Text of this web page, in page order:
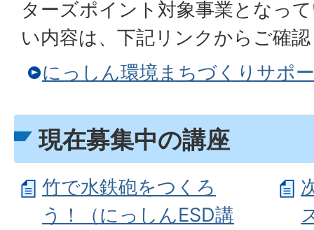
ターズポイント対象事業となっ
い内容は、下記リンクからご確
にっしん環境まちづくりサポ
現在募集中の講座
竹で水鉄砲をつくろ
う！（にっしんESD講